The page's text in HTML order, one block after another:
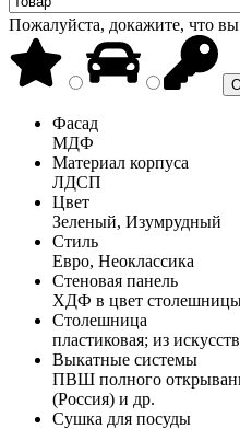
Пожалуйста, докажите, что
Фасад
МДФ
Материал корпуса
ЛДСП
Цвет
Зеленый, Изумрудный
Стиль
Евро, Неоклассика
Стеновая панель
ХДФ в цвет
Столешница
пластиковая; из
Выкатные системы
ПВШ полного
(Россия) и др.
Сушка для посуды